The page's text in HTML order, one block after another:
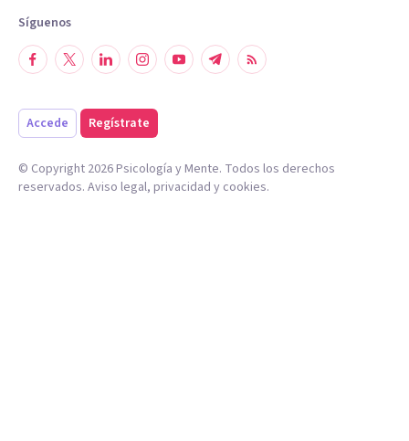
Síguenos
Accede Regístrate
© Copyright 2026Psicología y Mente. Todos los derechos
reservados. Aviso legal, privacidad y cookies.